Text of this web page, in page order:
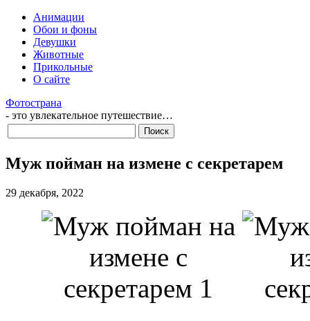
Анимации
Обои и фоны
Девушки
Животные
Прикольные
О сайте
Фотострана
- это увлекательное путешествие…
Муж пойман на измене с секретарем
29 декабря, 2022